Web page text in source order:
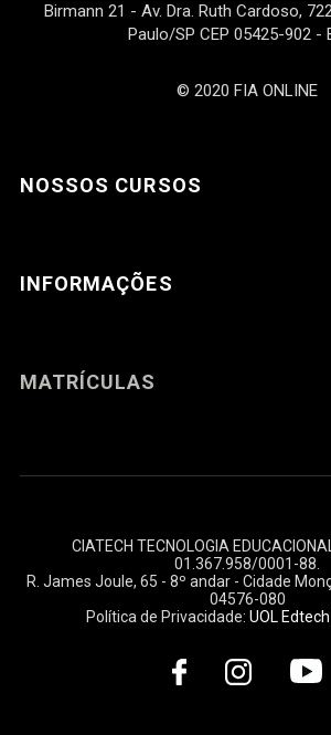
Birmann 21 - Av. Dra. Ruth Cardoso,
Paulo/SP CEP 05425-902 -
© 2020 FIA ONLINE
NOSSOS CURSOS
INFORMAÇÕES
MATRÍCULAS
CIATECH TECNOLOGIA
01.367.958/0001-88.
R. James Joule, 65 - 8º andar - Cidade
04576-080
Política de Privacidade: UOL Edtech